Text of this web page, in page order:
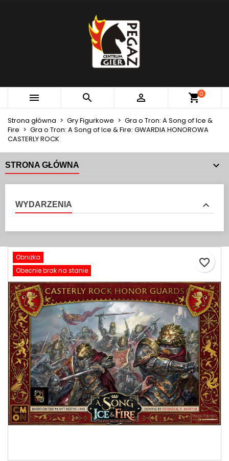
   0
Strona główna Gry Figurkowe
Gra o Tron: A Song of Ice &
Fire
Gra o Tron: A Song of Ice & Fire: GWARDIA HONOROWA
CASTERLY ROCK
STRONA GŁÓWNA
WYDARZENIA
Obniżka
Obecnie brak na stanie
favorite_border
MOJE LISTY ŻYCZEŃ
Utwórz nową listę
UTWÓRZ LISTĘ ŻYCZEŃ
Utwórz listę życzeń
ZALOGUJ SIĘ
MUSISZ BYĆ ZALOGOWANY BY ZAPISAĆ PRODUKTY
NA SWOJEJ LIŚCIE ŻYCZEŃ.
Anuluj Zaloguj się